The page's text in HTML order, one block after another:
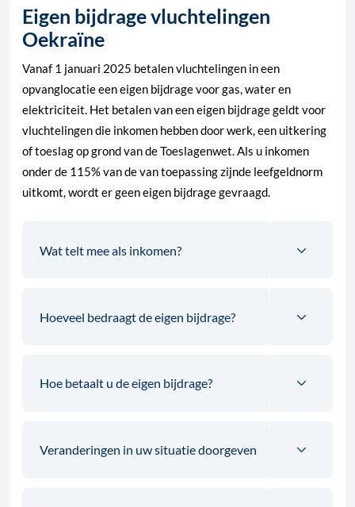
Eigen bijdrage vluchtelingen
Oekraïne
Vanaf 1 januari 2025 betalen vluchtelingen in een
opvanglocatie een eigen bijdrage voor gas, water en
elektriciteit. Het betalen van een eigen bijdrage geldt voor
vluchtelingen die inkomen hebben door werk, een uitkering
of toeslag op grond van de Toeslagenwet. Als u inkomen
onder de 115% van de van toepassing zijnde leefgeldnorm
uitkomt, wordt er geen eigen bijdrage gevraagd.
Wat telt mee als inkomen?
Hoeveel bedraagt de eigen bijdrage?
Hoe betaalt u de eigen bijdrage?
Veranderingen in uw situatie doorgeven